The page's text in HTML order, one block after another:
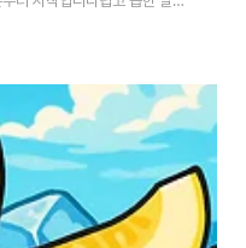
받게 됩니다. 이때 발생하는 대
다고 넘기기 쉬운 이 증상들은
때문에 반드시 그 징후를 알
일사병(Sun Stroke): 햇빛에
상태열사병(Heat Stroke): ..